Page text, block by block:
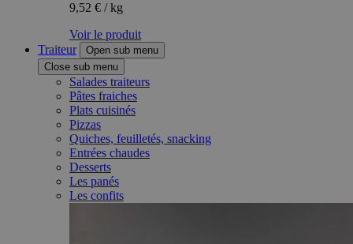
9,52 € / kg
Voir le produit
Traiteur
Open sub menu
Close sub menu
Salades traiteurs
Pâtes fraiches
Plats cuisinés
Pizzas
Quiches, feuilletés, snacking
Entrées chaudes
Desserts
Les panés
Les confits